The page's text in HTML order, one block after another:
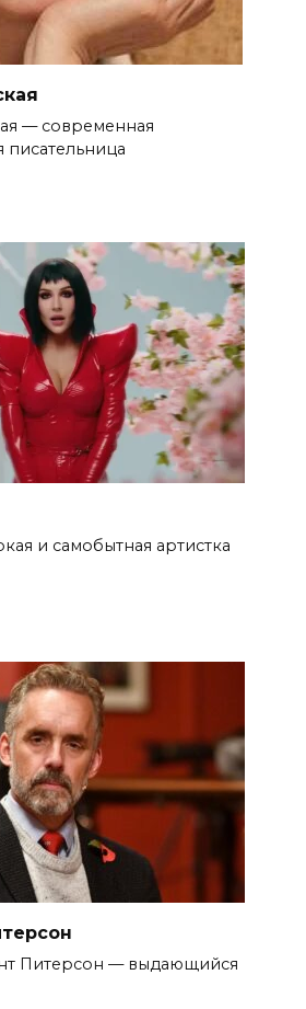
— современная
писательница
и самобытная артистка
Питерсон — выдающийся